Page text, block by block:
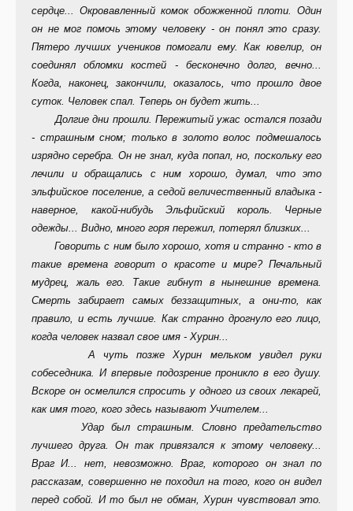
сердце... Окровавленный комок обожженной плоти. Один
он не мог помочь этому человеку - он понял это сразу.
Пятеро лучших учеников помогали ему. Как ювелир, он
соединял обломки костей - бесконечно долго, вечно...
Когда, наконец, закончили, оказалось, что прошло двое
суток. Человек спал. Теперь он будет жить...
Долгие дни прошли. Пережитый ужас остался позади
- страшным сном; только в золото волос подмешалось
изрядно серебра. Он не знал, куда попал, но, поскольку его
лечили и обращались с ним хорошо, думал, что это
эльфийское поселение, а седой величественный владыка -
наверное, какой-нибудь Эльфийский король. Черные
одежды... Видно, много горя пережил, потерял близких...
Говорить с ним было хорошо, хотя и странно - кто в
такие времена говорит о красоте и мире? Печальный
мудрец, жаль его. Такие гибнут в нынешние времена.
Смерть забирает самых беззащитных, а они-то, как
правило, и есть лучшие. Как странно дрогнуло его лицо,
когда человек назвал свое имя - Хурин...
А чуть позже Хурин мельком увидел руки
собеседника. И впервые подозрение проникло в его душу.
Вскоре он осмелился спросить у одного из своих лекарей,
как имя того, кого здесь называют Учителем...
Удар был страшным. Словно предательство
лучшего друга. Он так привязался к этому человеку...
Враг И... нет, невозможно. Враг, которого он знал по
рассказам, совершенно не походил на того, кого он видел
перед собой. И то был не обман, Хурин чувствовал это.